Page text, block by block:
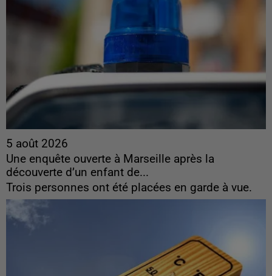
5 août 2026
Une enquête ouverte à Marseille après la
découverte d’un enfant de...
Trois personnes ont été placées en garde à vue.